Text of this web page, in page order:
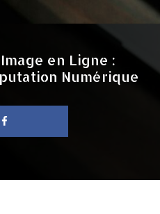
en Ligne :
Numérique